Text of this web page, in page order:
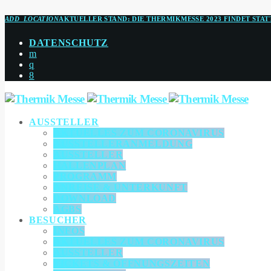
ADD_LOCATIONAKTUELLER STAND:DIE THERMIKMESSE 2023 FINDET
DATENSCHUTZ
AUSSTELLER
AKTUELLES ZUM CORONAVIRUS
AUSSTELLERANMELDUNG
AUSSTELLER
HALLENPLAN
PROGRAMM
ANREISE & UNTERKUNFT
DOWNLOAD
AGBS
BESUCHER
INFOS
AKTUELLES ZUM CORONAVIRUS
AUSSTELLER
TICKETS & ÖFFNUNGSZEITEN